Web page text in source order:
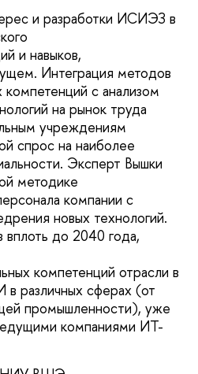
и разработки ИСИЭЗ в
и навыков,
Интеграция методов
с анализом
на рынок труда
учреждениям
спрос на наиболее
Эксперт Вышки
методике
компании с
новых технологий.
вплоть до 2040 года,
компетенций отрасли в
в различных сферах (от
промышленности), уже
компаниями ИТ-